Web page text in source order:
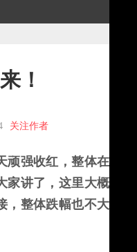
！
关注作者
顽强收红，整体在外
家讲了，这里大概率
，整体跌幅也不大，